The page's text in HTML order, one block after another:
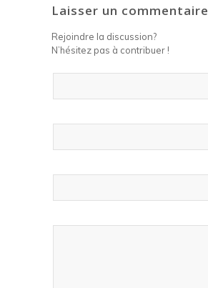
Laisser un commentaire
Rejoindre la discussion?
N’hésitez pas à contribuer !